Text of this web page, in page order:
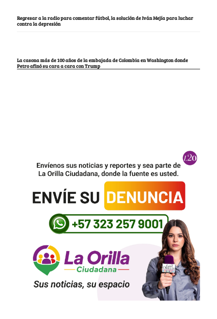
Regresar a la radio para comentar fútbol, la solución de Iván Mejía para luchar
contra la depresión
La casona más de 100 años de la embajada de Colombia en Washington donde
Petro afinó su cara a cara con Trump